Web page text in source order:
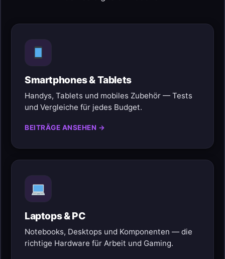
Smartphones & Tablets
Handys, Tablets und mobiles Zubehör — Tests
und Vergleiche für jedes Budget.
BEITRÄGE ANSEHEN →
Laptops & PC
Notebooks, Desktops und Komponenten — die
richtige Hardware für Arbeit und Gaming.